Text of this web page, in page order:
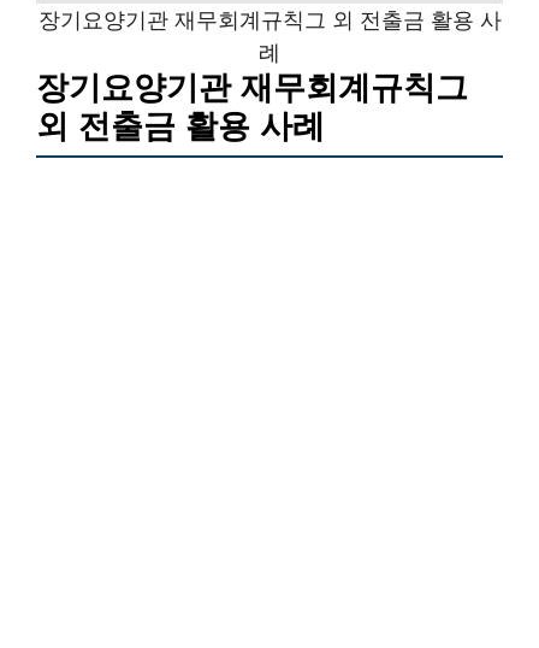
장기요양기관 재무회계규칙그 외 전출금 활용 사
례
장기요양기관 재무회계규칙그
외 전출금 활용 사례